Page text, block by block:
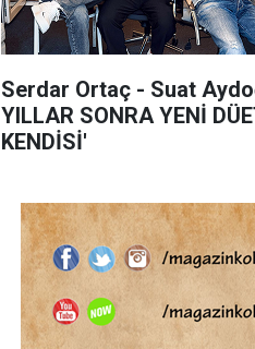
Serdar Ortaç - Suat
YILLAR SONRA YENİ
KENDİSİ'